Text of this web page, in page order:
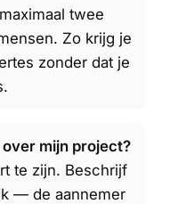
twee
Zo krijg je
zonder dat je
mijn project?
te zijn. Beschrijf
— de aannemer